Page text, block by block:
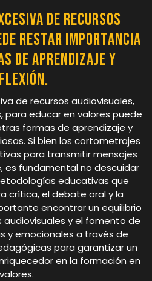
de recursos
restar importancia
de aprendizaje y
de recursos audiovisuales,
educar en valores puede
formas de aprendizaje y
Si bien los cortometrajes
para transmitir mensajes
fundamental no descuidar
educativas que
crítica, el debate oral y la
encontrar un equilibrio
audiovisuales y el fomento de
y emocionales a través de
para garantizar un
en la formación en
valores.